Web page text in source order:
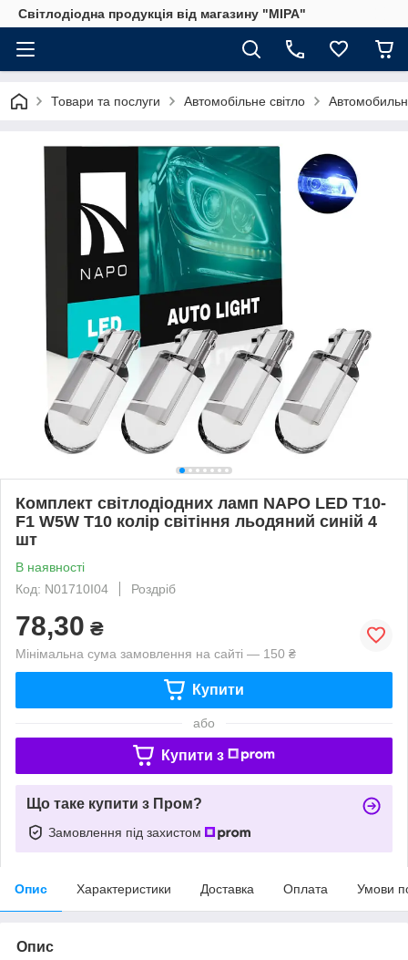
Світлодіодна продукція від магазину "МІРА"
Товари та послуги Автомобільне світло
Комплект світлодіодних ламп NAPO LED T10-
F1 W5W T10 колір світіння льодяний синій 4
шт
В наявності
Код: N01710I04
Роздріб
78,30 ₴
Мінімальна сума замовлення на сайті — 150 ₴
Купити
або
Купити з
Що таке купити з Пром?
Замовлення під захистом
Опис Характеристики Доставка Оплата Умови
Опис